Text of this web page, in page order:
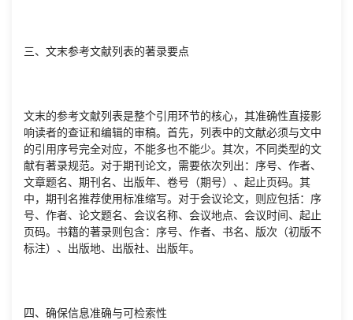
三、文末参考文献列表的著录要点
文末的参考文献列表是整个引用环节的核心，其准确性直接影
响读者的查证和编辑的审稿。首先，列表中的文献必须与文中
的引用序号完全对应，不能多也不能少。其次，不同类型的文
献有著录规范。对于期刊论文，需要依次列出：序号、作者、
文章题名、期刊名、出版年、卷号（期号）、起止页码。其
中，期刊名推荐使用标准缩写。对于会议论文，则应包括：序
号、作者、论文题名、会议名称、会议地点、会议时间、起止
页码。书籍的著录则包含：序号、作者、书名、版次（初版不
标注）、出版地、出版社、出版年。
四、确保信息准确与可检索性